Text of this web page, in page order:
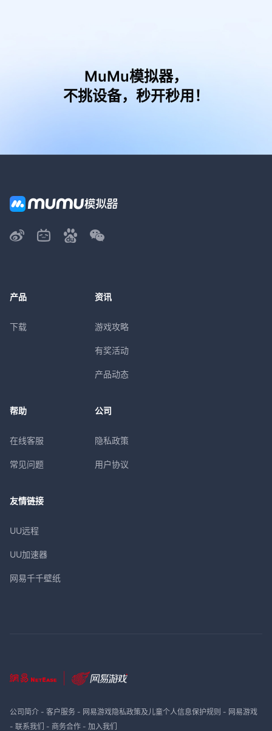
MuMu模拟器，
不挑设备，秒开秒用！
产品
下载
资讯
游戏攻略
有奖活动
产品动态
帮助
在线客服
常见问题
公司
隐私政策
用户协议
友情链接
UU远程
UU加速器
网易千千壁纸
公司简介- 客户服务- 网易游戏隐私政策及儿童个人信息保护规则 - 网易游戏
- 联系我们 - 商务合作- 加入我们